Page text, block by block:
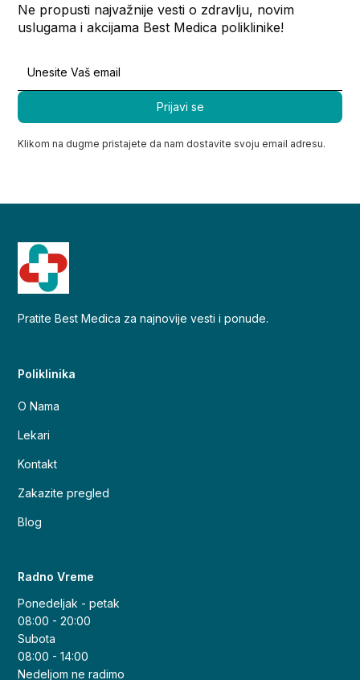
Ne propusti najvažnije vesti o zdravlju, novim
uslugama i akcijama Best Medica poliklinike!
Klikom na dugme pristajete da nam dostavite svoju email adresu.
Pratite Best Medica za najnovije vesti i ponude.
Poliklinika
O Nama
Lekari
Kontakt
Zakazite pregled
Blog
Radno Vreme
Ponedeljak - petak
08:00 - 20:00
Subota
08:00 - 14:00
Nedeljom ne radimo